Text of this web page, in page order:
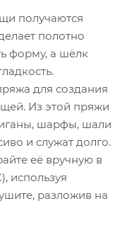
получаются
полотно
форму, а шёлк
для создания
Из этой пряжи
шарфы, шали
и служат долго.
её вручную в
используя
разложив на